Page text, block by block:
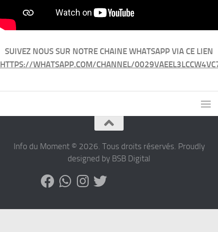
SUIVEZ NOUS SUR NOTRE CHAINE WHATSAPP VIA CE LIEN
HTTPS://WHATSAPP.COM/CHANNEL/
Info du Moment © 2026. Tous droits réservés. Proudly
designed by BSB Digital